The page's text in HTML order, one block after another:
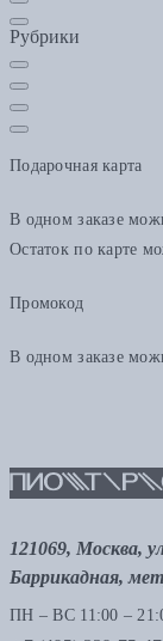
Рубрики
Подарочная карта
В одном заказе
Остаток по карте
Промокод
В одном заказе
121069, Москва,
Баррикадная,
ПН – ВС 11:00 –